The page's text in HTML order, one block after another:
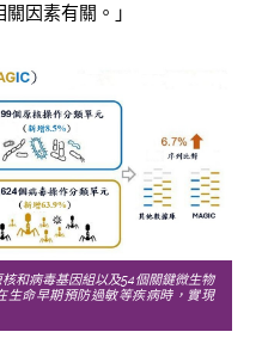
因素有關。」
和病毒基因組以及54個關鍵微生物
生命早期預防過敏等疾病時，實現